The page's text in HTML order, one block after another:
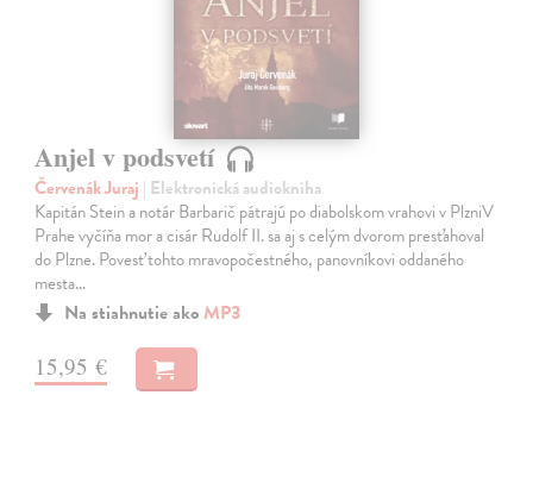
Anjel v podsvetí
Červenák Juraj | Elektronická audiokniha
Kapitán Stein a notár Barbarič pátrajú po diabolskom vrahovi v PlzniV
Prahe vyčíňa mor a cisár Rudolf II. sa aj s celým dvorom presťahoval
do Plzne. Povesť tohto mravopočestného, panovníkovi oddaného
mesta…
Na stiahnutie ako MP3
15,95 €